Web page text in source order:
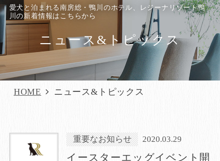
愛犬と泊まれる南房総・鴨川のホテル、レジーナリゾート鴨
川の新着情報はこちらから
ニュース&トピックス
HOME ニュース&トピックス
重要なお知らせ 2020.03.29
イースターエッグイベント開